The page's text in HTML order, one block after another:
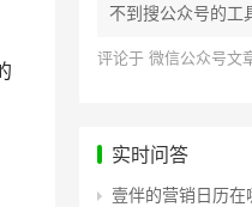
不到搜公众号的工
评论于 微信公众号文章怎么
实时问答
壹伴的营销日历在